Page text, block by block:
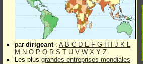
par dirigeant: A B C D E F G H J K L
M N O P Q R S T U V W X Y Z
Les plus grandes entreprises mondiales